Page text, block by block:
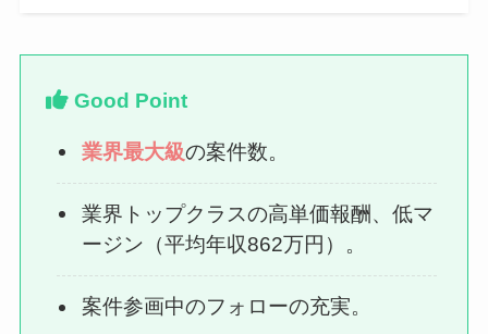
Good Point
業界最大級の案件数。
業界トップクラスの高単価報酬、低マ
ージン（平均年収862万円）。
案件参画中のフォローの充実。